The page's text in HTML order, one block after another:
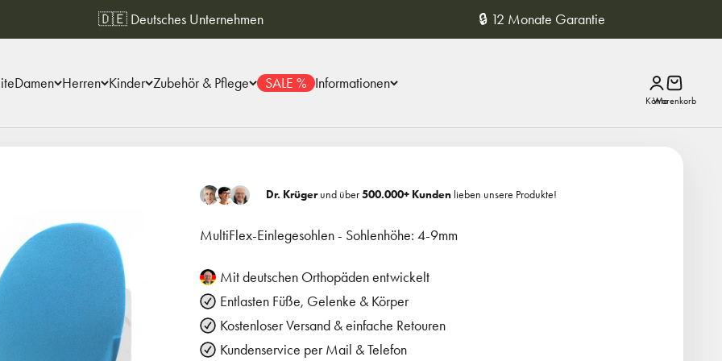
🇩🇪 Deutsches Unternehmen 🔒 12 Monate Garantie
Damen Herren Kinder Zubehör & Pflege SALE % Informationen Anmelden
Dr. Krügerund über500.000+ Kunden lieben unsere Produkte!
MultiFlex-Einlegesohlen - Sohlenhöhe: 4-9mm
Mit deutschen Orthopäden entwickelt
Entlasten Füße, Gelenke & Körper
Kostenloser Versand & einfache Retouren
Kundenservice per Mail & Telefon